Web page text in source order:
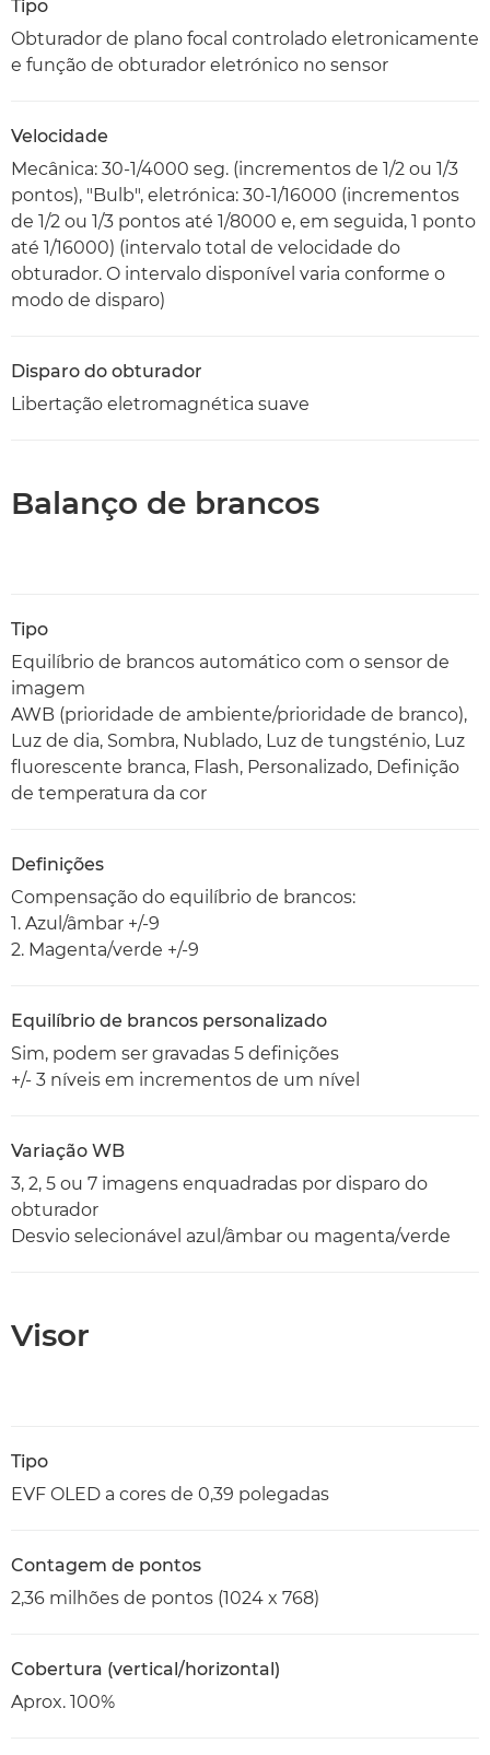
Tipo
Obturador de plano focal controlado eletronicamente
e função de obturador eletrónico no sensor
Velocidade
Mecânica: 30-1/4000 seg. (incrementos de 1/2 ou 1/3
pontos), "Bulb", eletrónica: 30-1/16000 (incrementos
de 1/2 ou 1/3 pontos até 1/8000 e, em seguida, 1 ponto
até 1/16000) (intervalo total de velocidade do
obturador. O intervalo disponível varia conforme o
modo de disparo)
Disparo do obturador
Libertação eletromagnética suave
Balanço de brancos
Tipo
Equilíbrio de brancos automático com o sensor de
imagem
AWB (prioridade de ambiente/prioridade de branco),
Luz de dia, Sombra, Nublado, Luz de tungsténio, Luz
fluorescente branca, Flash, Personalizado, Definição
de temperatura da cor
Definições
Compensação do equilíbrio de brancos:
1. Azul/âmbar +/-9
2. Magenta/verde +/-9
Equilíbrio de brancos personalizado
Sim, podem ser gravadas 5 definições
+/- 3 níveis em incrementos de um nível
Variação WB
3, 2, 5 ou 7 imagens enquadradas por disparo do
obturador
Desvio selecionável azul/âmbar ou magenta/verde
Visor
Tipo
EVF OLED a cores de 0,39 polegadas
Contagem de pontos
2,36 milhões de pontos (1024 x 768)
Cobertura (vertical/horizontal)
Aprox. 100%